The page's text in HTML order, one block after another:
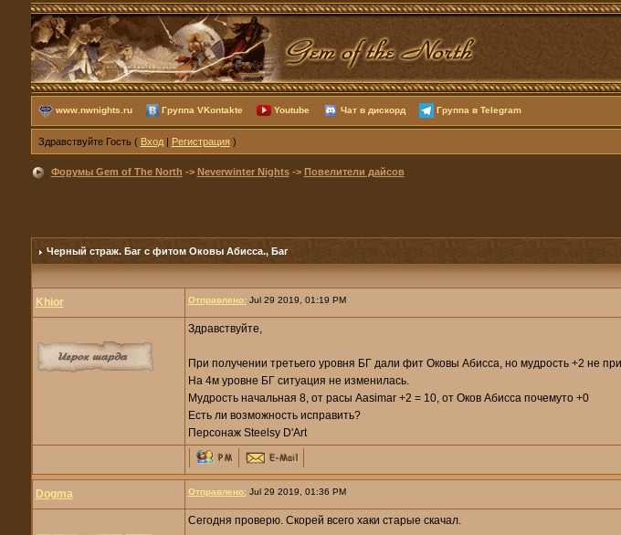
www.nwnights.ru Группа VKontakte Youtube Чат в дискорд Группа в Telegram
Здравствуйте Гость ( Вход| Регистрация)
Форумы Gem of The North -> Neverwinter Nights-> Повелители дайсов
Черный страж. Баг с фитом Оковы Абисса., Баг
Khior Отправлено:Jul 29 2019, 01:19 PM
Здравствуйте,
При получении третьего уровня БГ дали фит Оковы Абисса, но мудрость +2 не
На 4м уровне БГ ситуация не изменилась.
Мудрость начальная 8, от расы Aasimar +2 = 10, от Оков Абисса почемуто +0
Есть ли возможность исправить?
Персонаж Steelsy D'Art
Dogma Отправлено:Jul 29 2019, 01:36 PM
Сегодня проверю. Скорей всего хаки старые скачал.